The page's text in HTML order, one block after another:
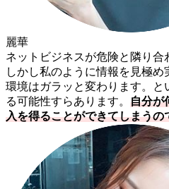
麗華
ネットビジネスが危険と隣り合
しかし私のように情報を見極
環境はガラッと変わります。
る可能性すらあります。 自分が
入を得ることができてしまうの